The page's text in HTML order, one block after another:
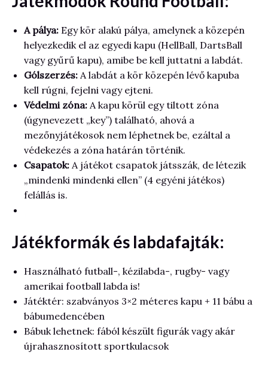
A pálya: Egy kör alakú pálya, amelynek a közepén
helyezkedik el az egyedi kapu (HellBall, DartsBall
vagy gyűrű kapu), amibe be kell juttatni a labdát.
Gólszerzés: A labdát a kör közepén lévő kapuba
kell rúgni, fejelni vagy ejteni.
Védelmi zóna: A kapu körül egy tiltott zóna
(úgynevezett „key”) található, ahová a
mezőnyjátékosok nem léphetnek be, ezáltal a
védekezés a zóna határán történik.
Csapatok: A játékot csapatok játsszák, de létezik
„mindenki mindenki ellen” (4 egyéni játékos)
felállás is.
Játékformák és labdafajták:
Használható futball-, kézilabda-, rugby- vagy
amerikai football labda is!
Játéktér: szabványos 3×2 méteres kapu + 11 bábu a
bábumedencében
Bábuk lehetnek: fából készült figurák vagy akár
újrahasznosított sportkulacsok